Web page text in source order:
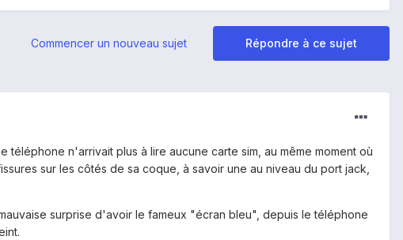
Répondre à ce sujet
Commencer un nouveau sujet
téléphone n'arrivait plus à lire aucune carte sim, au même moment où
sur les côtés de sa coque, à savoir une au niveau du port jack,
surprise d'avoir le fameux "écran bleu", depuis le téléphone